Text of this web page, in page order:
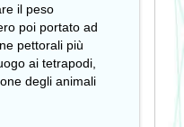
il peso
poi portato ad
pettorali più
ai tetrapodi,
degli animali